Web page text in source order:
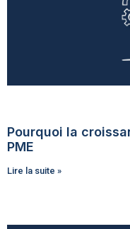
Pourquoi la
PME
Lire la suite »